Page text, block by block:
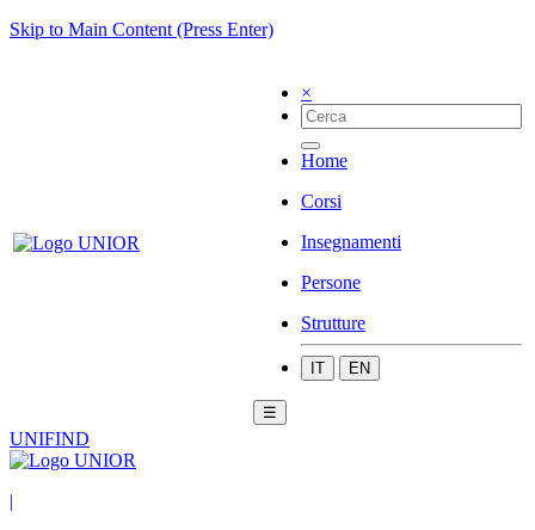
Skip to Main Content (Press Enter)
×
Home
Corsi
Insegnamenti
Persone
Strutture
IT EN
☰
UNIFIND
|